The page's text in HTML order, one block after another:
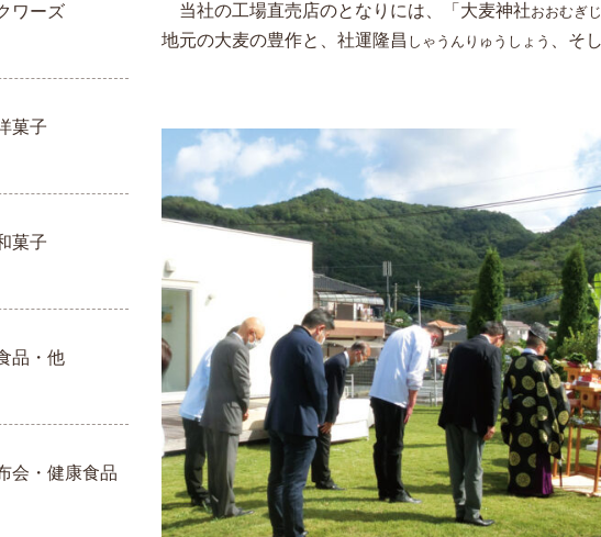
当社の工場直売店のとなりには、「大麦神社おおむぎ
地元の大麦の豊作と、社運隆昌 しゃうんりゅうしょう 、そ
ワーズ
菓子
菓子
品・他
会・健康食品